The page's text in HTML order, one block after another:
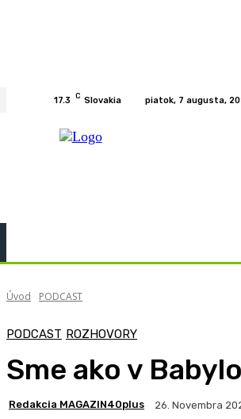
17.3 C Slovakia piatok, 7 augusta,
Úvod PODCAST
PODCAST ROZHOVORY
Sme ako v
Redakcia MAGAZIN40plus 26. Novembra